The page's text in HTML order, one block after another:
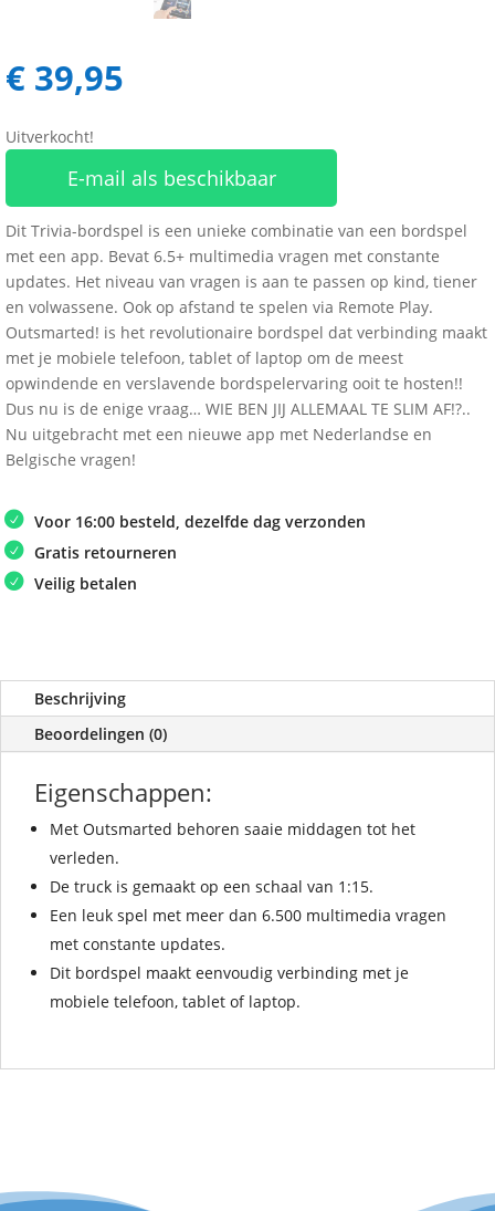
€ 39,95
Uitverkocht!
E-mail als beschikbaar
Dit Trivia-bordspel is een unieke combinatie van een bordspel
met een app. Bevat 6.5+ multimedia vragen met constante
updates. Het niveau van vragen is aan te passen op kind, tiener
en volwassene. Ook op afstand te spelen via Remote Play.
Outsmarted! is het revolutionaire bordspel dat verbinding maakt
met je mobiele telefoon, tablet of laptop om de meest
opwindende en verslavende bordspelervaring ooit te hosten!!
Dus nu is de enige vraag… WIE BEN JIJ ALLEMAAL TE SLIM AF!?..
Nu uitgebracht met een nieuwe app met Nederlandse en
Belgische vragen!
Voor 16:00 besteld, dezelfde dag verzonden
Gratis retourneren
Veilig betalen
Beschrijving
Beoordelingen (0)
Eigenschappen:
Met Outsmarted behoren saaie middagen tot het
verleden.
De truck is gemaakt op een schaal van 1:15.
Een leuk spel met meer dan 6.500 multimedia vragen
met constante updates.
Dit bordspel maakt eenvoudig verbinding met je
mobiele telefoon, tablet of laptop.